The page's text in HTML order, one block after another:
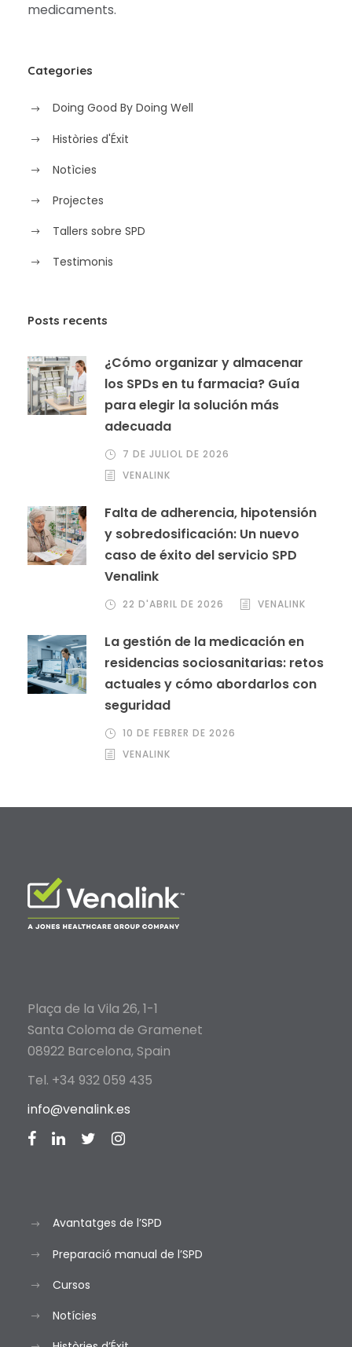
medicaments.
Categories
Doing Good By Doing Well
Històries d'Éxit
Notìcies
Projectes
Tallers sobre SPD
Testimonis
Posts recents
¿Cómo organizar y almacenar
los SPDs en tu farmacia? Guía
para elegir la solución más
adecuada
7 DE JULIOL DE 2026
VENALINK
Falta de adherencia, hipotensión
y sobredosificación: Un nuevo
caso de éxito del servicio SPD
Venalink
22 D'ABRIL DE 2026 VENALINK
La gestión de la medicación en
residencias sociosanitarias: retos
actuales y cómo abordarlos con
seguridad
10 DE FEBRER DE 2026
VENALINK
Plaça de la Vila 26, 1-1
Santa Coloma de Gramenet
08922 Barcelona, Spain
Tel. +34 932 059 435
info@venalink.es
Avantatges de l’SPD
Preparació manual de l’SPD
Cursos
Notícies